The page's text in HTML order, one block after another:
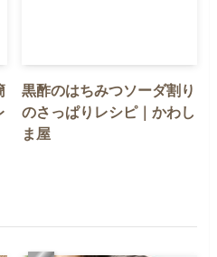
黒酢のはちみつソーダ割り
のさっぱりレシピ｜かわし
ま屋